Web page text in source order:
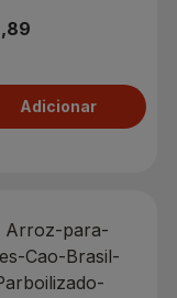
Adicionar